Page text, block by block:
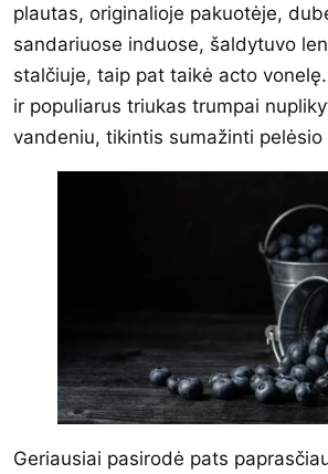
plautas, originalioje pakuotėje,
sandariuose induose, šaldytuvo
stalčiuje, taip pat taikė acto
ir populiarus triukas trumpai
vandeniu, tikintis sumažinti pelėsio
Geriausiai pasirodė pats